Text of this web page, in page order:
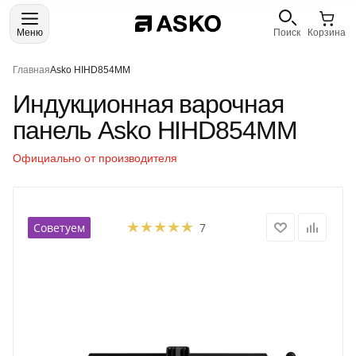
Меню Поиск Корзина
Индукционная варочная
панель Asko HIHD854MM
Официально от производителя
ГлавнаяAsko HIHD854MM
Советуем 7